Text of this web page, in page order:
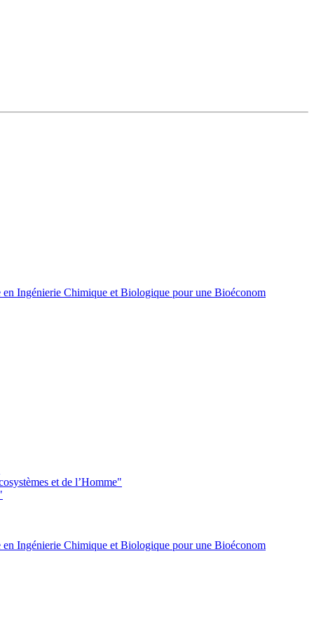
Ingénierie Chimique et Biologique pour une Bioéconom
et de l’Homme"
Ingénierie Chimique et Biologique pour une Bioéconom